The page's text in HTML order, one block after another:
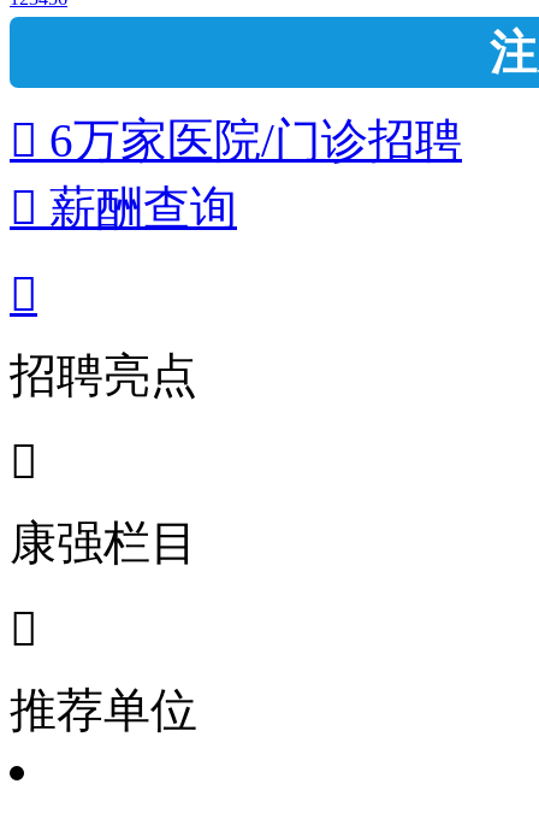
 6万家医院/门诊招聘
 薪酬查询

招聘亮点

康强栏目

推荐单位